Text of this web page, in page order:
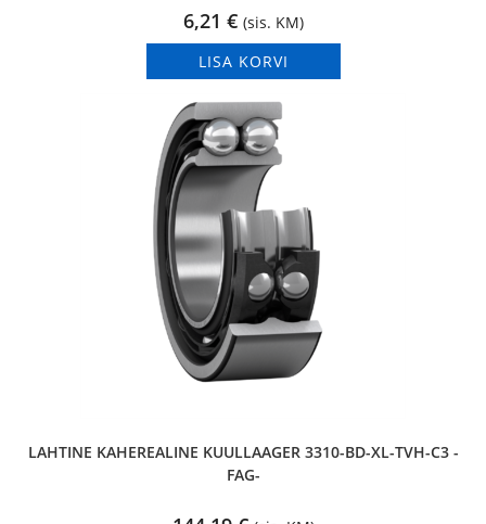
6,21 € (sis. KM)
LISA KORVI
LAHTINE KAHEREALINE KUULLAAGER 3310-BD-XL-TVH-C3 -
FAG-